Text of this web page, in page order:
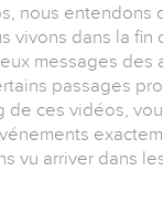
nous entendons
vivons dans la fin
messages des
passages
de ces vidéos,
vu arriver dans